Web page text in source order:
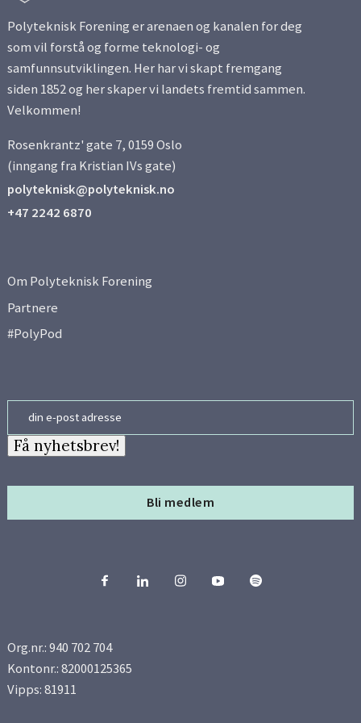
Side 12
Side 13
Side 15
Side 23
Polyteknisk Forening er arenaen og kanalen for deg
som vil forstå og forme teknologi- og
samfunnsutviklingen. Her har vi skapt fremgang
siden 1852 og her skaper vi landets fremtid sammen.
Velkommen!
Rosenkrantz' gate 7, 0159 Oslo
(inngang fra Kristian IVs gate)
polyteknisk@polyteknisk.no
+47 2242 6870
Om Polyteknisk Forening
Partnere
#PolyPod
Bli medlem
Få nyhetsbrev!
Org.nr.: 940 702 704
Kontonr.: 82000125365
Vipps: 81911